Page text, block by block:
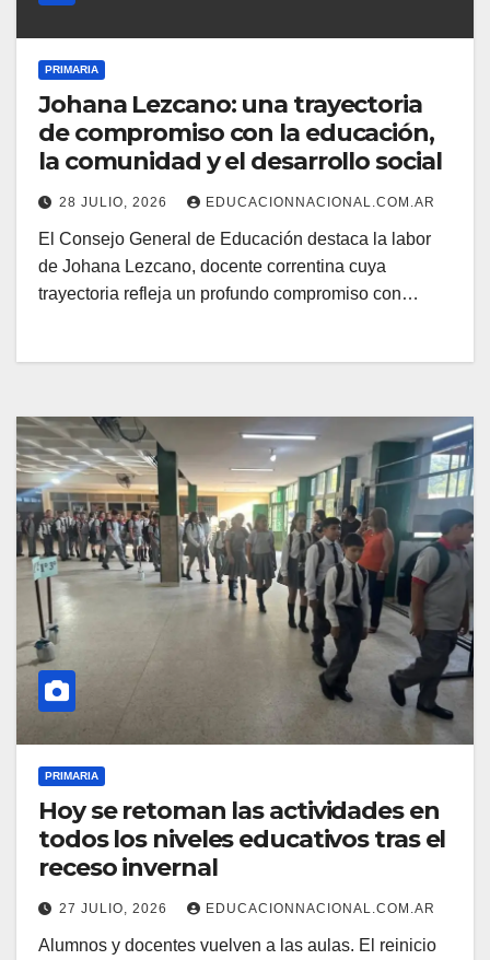
PRIMARIA
Johana Lezcano: una trayectoria
de compromiso con la educación,
la comunidad y el desarrollo social
28 JULIO, 2026 EDUCACIONNACIONAL.COM.AR
El Consejo General de Educación destaca la labor
de Johana Lezcano, docente correntina cuya
trayectoria refleja un profundo compromiso con…
PRIMARIA
Hoy se retoman las actividades en
todos los niveles educativos tras el
receso invernal
27 JULIO, 2026 EDUCACIONNACIONAL.COM.AR
Alumnos y docentes vuelven a las aulas. El reinicio